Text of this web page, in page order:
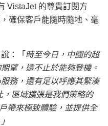
VistaJet 的尊貴訂閱方
確保客戶能隨時隨地、毫
：「 時至今日，中國的超
望，遠不止於能夠登機。
務，還有足以呼應其緊湊
，區域擴張是我們策略的
帶來極致體驗，並提供全